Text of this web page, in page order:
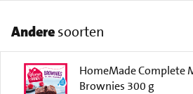
Anderesoorten
HomeMade Complete
Brownies 300 g